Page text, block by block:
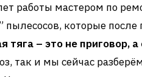
работы мастером по
которые после
тяга – это не приговор,
так и мы сейчас